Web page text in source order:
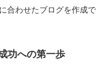
合わせたブログを作成で
功への第一歩